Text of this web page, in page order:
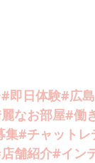
即日体験#広
なお部屋#
#チャット
舗紹介#イン